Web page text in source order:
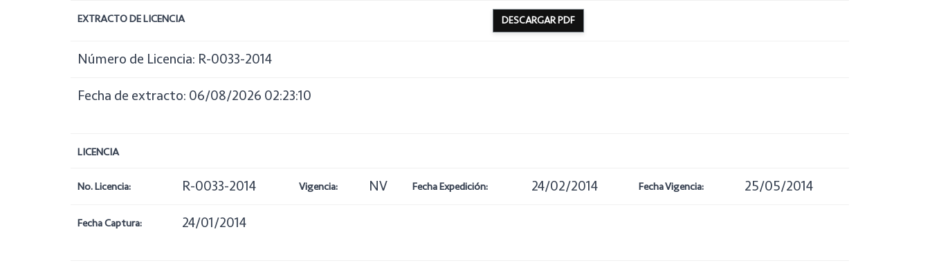
EXTRACTO DE LICENCIA DESCARGAR PDF
Número de Licencia: R-0033-2014
Fecha de extracto: 06/08/2026 02:23:10
LICENCIA
No. Licencia: R-0033-2014 Vigencia: NV Fecha Expedición: 24/02/2014 Fecha Vigencia: 25/05/2014
Fecha Captura: 24/01/2014